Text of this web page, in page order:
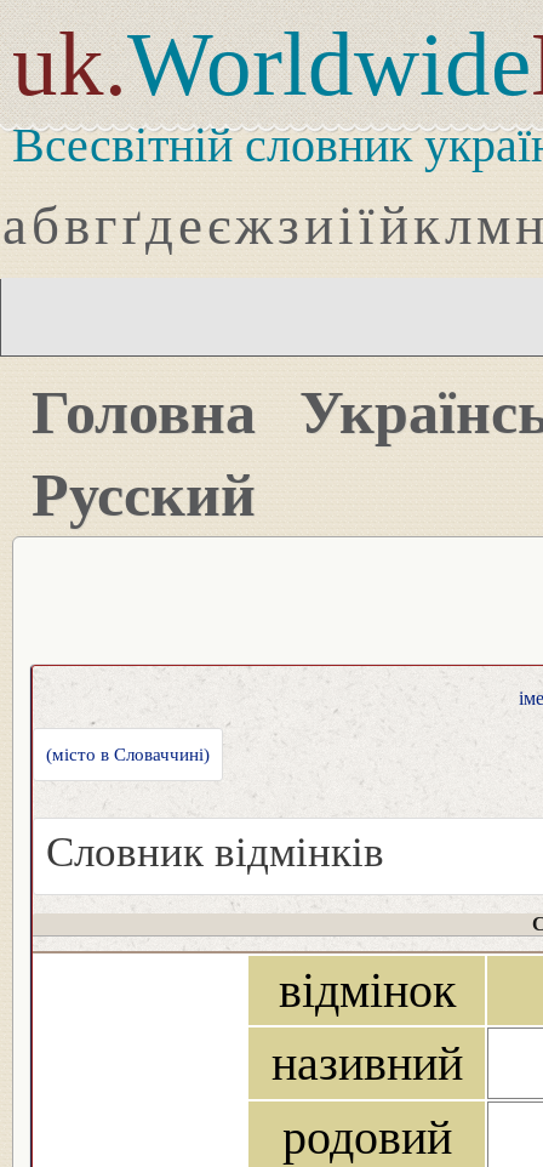
uk.Worldwide
Всесвітній словник
абвгґдеєжзиіїйклмн
Головна
Русский
(місто в Словаччині)
Словник відмінків
відмінок
називний
родовий